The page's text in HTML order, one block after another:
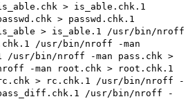
> is_able.chk.1
> passwd.chk.1
> is_able.1 /usr/bin/nroff
/usr/bin/nroff -man
/usr/bin/nroff -man pass.chk >
-man root.chk > root.chk.1
> rc.chk.1 /usr/bin/nroff -
/usr/bin/nroff -